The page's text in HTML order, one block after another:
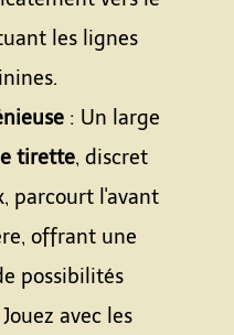
les lignes
: Un large
tirette, discret
parcourt l'avant
offrant une
possibilités
avec les